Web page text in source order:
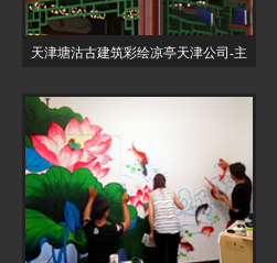
天津塘沽古建筑彩绘凉亭天津公司-主